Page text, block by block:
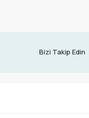
Bizi Takip Edin